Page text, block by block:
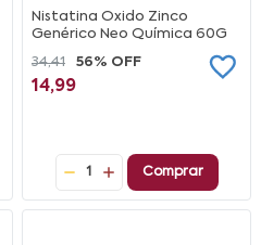
Nistatina Oxido Zinco
Genérico Neo Química 60G
34,41
56% OFF
14,99
1 Comprar